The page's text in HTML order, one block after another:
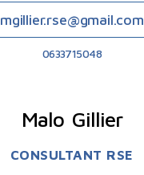
mgillier.rse@gmail.com
0633715048
Malo Gillier
CONSULTANT RSE